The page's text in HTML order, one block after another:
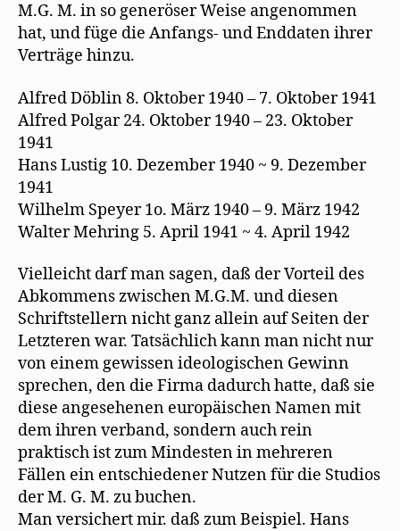
M.G. M. in so generöser Weise angenommen
hat, und füge die Anfangs- und Enddaten ihrer
Verträge hinzu.
Alfred Döblin 8. Oktober 1940 – 7. Oktober 1941
Alfred Polgar 24. Oktober 1940 – 23. Oktober
1941
Hans Lustig 10. Dezember 1940 ~ 9. Dezember
1941
Wilhelm Speyer 1o. März 1940 – 9. März 1942
Walter Mehring 5. April 1941 ~ 4. April 1942
Vielleicht darf man sagen, daß der Vorteil des
Abkommens zwischen M.G.M. und diesen
Schriftstellern nicht ganz allein auf Seiten der
Letzteren war. Tatsächlich kann man nicht nur
von einem gewissen ideologischen Gewinn
sprechen, den die Firma dadurch hatte, daß sie
diese angesehenen europäischen Namen mit
dem ihren verband, sondern auch rein
praktisch ist zum Mindesten in mehreren
Fällen ein entschiedener Nutzen für die Studios
der M. G. M. zu buchen.
Man versichert mir. daß zum Beispiel. Hans